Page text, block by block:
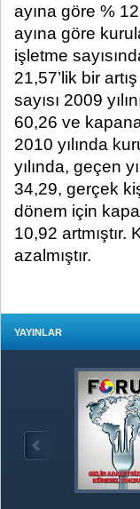
ayına göre %
ayına göre
işletme
21,57’lik bir
sayısı 2009
60,26 ve
2010 yılında
yılında, geçen
34,29, gerçek
dönem için
10,92
azalmıştır.
YAYINLAR